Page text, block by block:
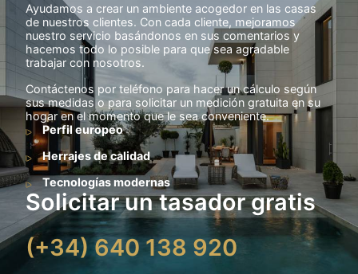
Ayudamos a crear un ambiente acogedor en las casas
de nuestros clientes. Con cada cliente, mejoramos
nuestro servicio basándonos en sus comentarios y
hacemos todo lo posible para que sea agradable
trabajar con nosotros.
Contáctenos por teléfono para hacer un cálculo según
sus medidas o para solicitar un medición gratuita en su
hogar en el momento que le sea conveniente.
Solicitar un tasador gratis
(+34) 640 138 920
Perfil europeo
Herrajes de calidad
Tecnologías modernas